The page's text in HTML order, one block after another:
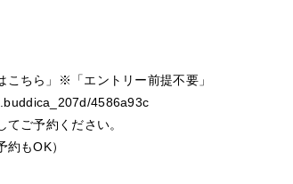
ちら」※「エントリー前提不要」
4586a93c
ご予約ください。
約もOK）